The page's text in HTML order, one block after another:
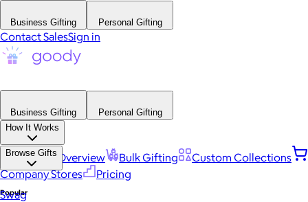
Business Gifting Personal Gifting
Contact SalesSign in
Business Gifting
Personal Gifting
How It Works
Platform Overview Bulk Gifting
Custom Collections
Company Stores
Pricing
Browse Gifts
Popular
Swag